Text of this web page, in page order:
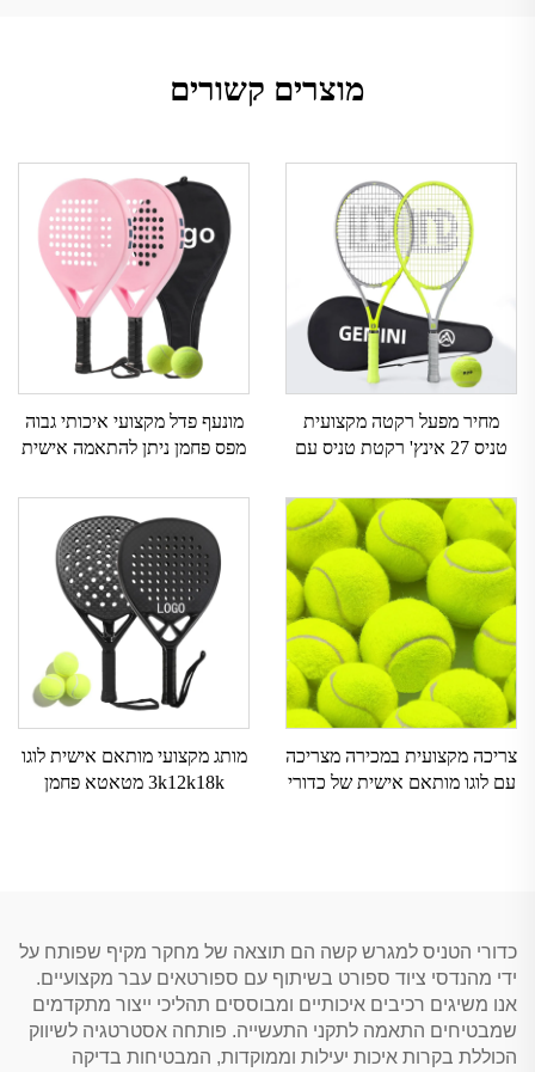
מוצרים קשורים
מחיר מפעל רקטה מקצועית
טניס 27 אינץ' רקטת טניס עם
מקצועית Gemini לזוגות
מונעף פדל מקצועי איכותי גבוה
מפס פחמן ניתן להתאמה אישית
EVA
צריכה מקצועית במכירה מצריכה
עם לוגו מותאם אישית של כדורי
מותג מקצועי מותאם אישית לוגו
3k12k18k מטאטא פחמן
כדורי הטניס למגרש קשה הם תוצאה של מחקר מקיף שפותח על
ידי מהנדסי ציוד ספורט בשיתוף עם ספורטאים עבר מקצועיים.
אנו משיגים רכיבים איכותיים ומבוססים תהליכי ייצור מתקדמים
שמבטיחים התאמה לתקני התעשייה. פותחה אסטרטגיה לשיווק
הכוללת בקרות איכות יעילות וממוקדות, המבטיחות בדיקה